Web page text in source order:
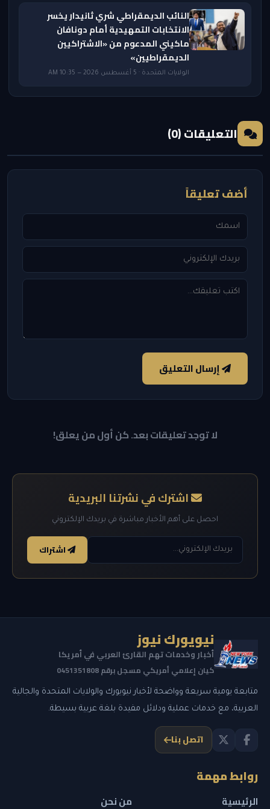
النائب الديمقراطي شري ثانيدار يخسر
الانتخابات التمهيدية أمام دونافان
ماكيني المدعوم من «الاشتراكيين
الديمقراطيين»
الولايات المتحدة · 5 أغسطس 2026 — 10:35 AM
التعليقات (0)
أضف تعليقاً
إرسال التعليق
لا توجد تعليقات بعد. كن أول من يعلق!
اشترك في نشرتنا البريدية
احصل على أهم الأخبار مباشرة في بريدك الإلكتروني
اشتراك
نيويورك نيوز
أخبار وخدمات تهم القارئ العربي في أمريكا
كيان إعلامي أمريكي مسجل برقم 0451351808
متابعة يومية سريعة وواضحة لأخبار نيويورك والولايات المتحدة والجالية
العربية، مع خدمات عملية ودلائل مفيدة بلغة عربية بسيطة.
اتصل بنا
روابط مهمة
الرئيسية من نحن